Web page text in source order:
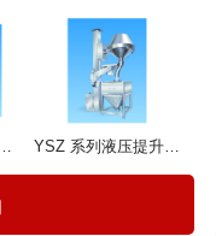
YSZ 系列液压提升整粒机